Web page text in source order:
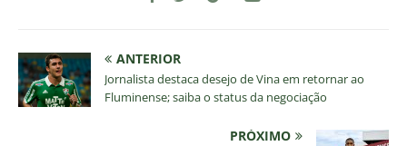
ANTERIOR
Jornalista destaca desejo de Vina em retornar ao
Fluminense; saiba o status da negociação
PRÓXIMO